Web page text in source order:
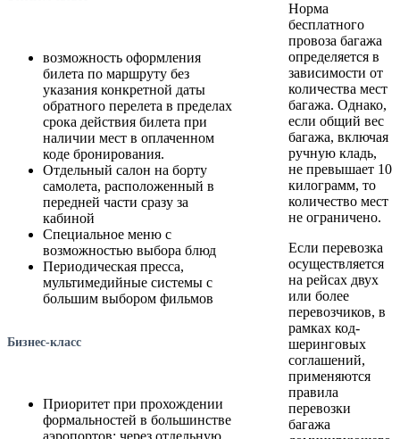
возможность оформления
билета по маршруту без
указания конкретной даты
обратного перелета в пределах
срока действия билета при
наличии мест в оплаченном
коде бронирования.
Отдельный салон на борту
самолета, расположенный в
передней части сразу за
кабиной
Специальное меню с
возможностью выбора блюд
Периодическая пресса,
мультимедийные системы с
большим выбором фильмов
Бизнес-класс
Приоритет при прохождении
формальностей в большинстве
Норма
бесплатного
провоза багажа
определяется в
зависимости от
количества мест
багажа. Однако,
если общий вес
багажа, включая
ручную кладь,
не превышает 10
килограмм, то
количество мест
не ограничено.
Если перевозка
осуществляется
на рейсах двух
или более
перевозчиков, в
рамках код-
шеринговых
соглашений,
применяются
правила
перевозки
багажа